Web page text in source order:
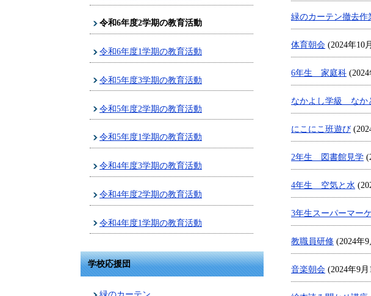
令和6年度2学期の教育活動
令和6年度1学期の教育活動
令和5年度3学期の教育活動
令和5年度2学期の教育活動
令和5年度1学期の教育活動
令和4年度3学期の教育活動
令和4年度2学期の教育活動
令和4年度1学期の教育活動
学校応援団
緑のカーテン撤去作
体育朝会 (2024年10
6年生 家庭科
なかよし学級 なか
にこにこ班遊び
2年生 図書館見学
4年生 空気と水
3年生スーパーマー
教職員研修 (2024年
音楽朝会 (2024年9